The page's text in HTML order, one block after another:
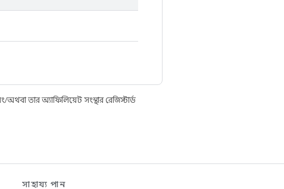
তার অ্যাফিলিয়েট সংস্থার রেজিস্টার্ড
সাহায্য পান